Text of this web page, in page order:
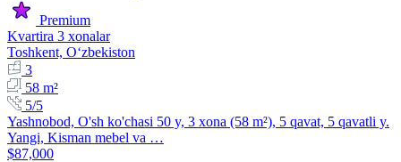
Premium
Kvartira 3 xonalar
Toshkent, Oʻzbekiston
3
58 m²
5/5
Yashnobod, O'sh ko'chasi 50 y, 3 xona (58 m²), 5 qavat, 5 qavatli y.
Yangi, Kisman mebel va …
$87,000